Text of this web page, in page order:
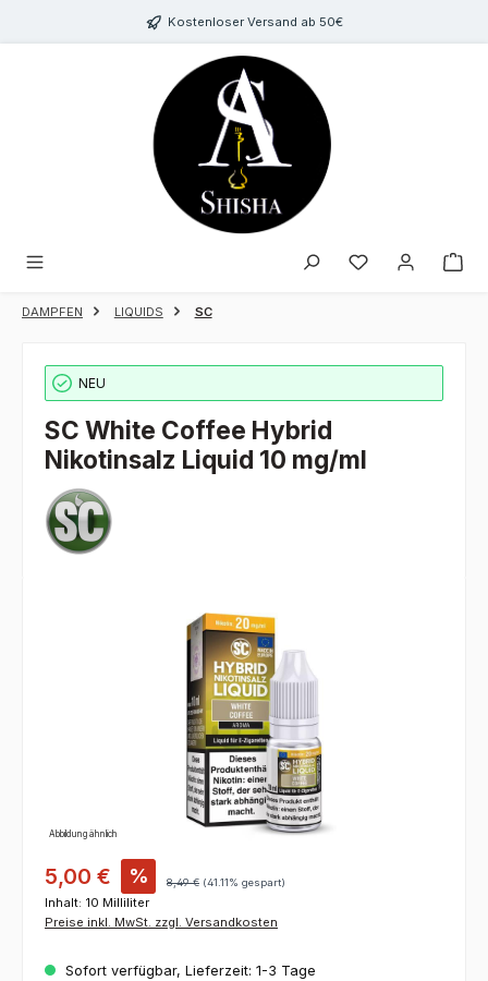
Zum Hauptinhalt springenKostenloser Versand ab 50€
Du hast 0
DAMPFEN LIQUIDS SC
NEU
SC White Coffee Hybrid
Nikotinsalz Liquid 10 mg/ml
Bildergalerie überspringen
Abbildung ähnlich
5,00 € % 8,49 € (41.11% gespart)
Inhalt: 10 Milliliter
Preise inkl. MwSt. zzgl. Versandkosten
Sofort verfügbar, Lieferzeit: 1-3 Tage